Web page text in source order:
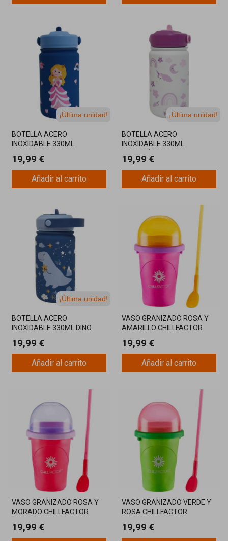
¡Última unidad!
BOTELLA ACERO
INOXIDABLE 330ML
19,99 €
Añadir al carrito
¡Última unidad!
BOTELLA ACERO
INOXIDABLE 330ML
19,99 €
Añadir al carrito
¡Última unidad!
BOTELLA ACERO
INOXIDABLE 330ML DINO
19,99 €
Añadir al carrito
VASO GRANIZADO ROSA Y
AMARILLO CHILLFACTOR
19,99 €
Añadir al carrito
VASO GRANIZADO ROSA Y
MORADO CHILLFACTOR
19,99 €
VASO GRANIZADO VERDE Y
ROSA CHILLFACTOR
19,99 €